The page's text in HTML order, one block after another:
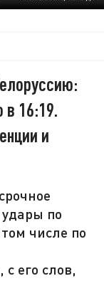
в 16:19.
и
удары по
числе по
его слов,